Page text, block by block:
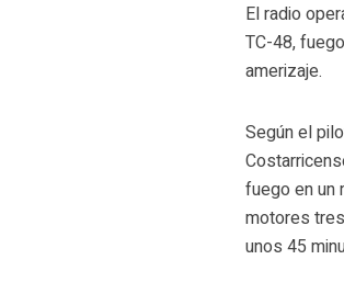
El radio
TC-48,
amerizaje.
Según el
fuego en un
motores
unos 45